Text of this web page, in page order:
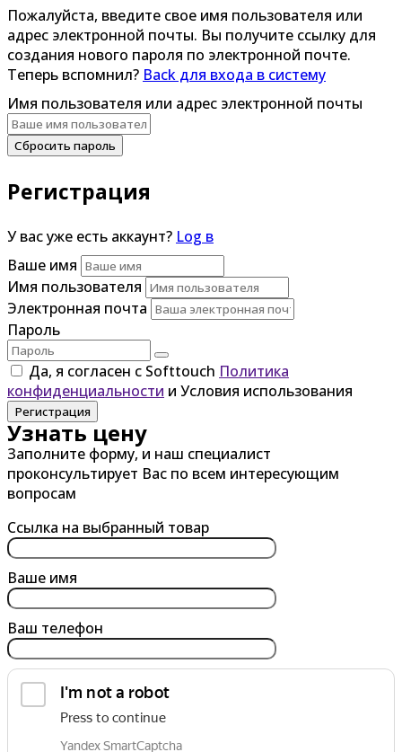
Пожалуйста, введите свое имя пользователя или
адрес электронной почты. Вы получите ссылку для
создания нового пароля по электронной почте.
Теперь вспомнил? Back для входа в систему
Имя пользователя или адрес электронной почты
Сбросить пароль
Регистрация
У вас уже есть аккаунт? Log в
Ваше имя
Имя пользователя
Электронная почта
Пароль
Да, я согласен с Softtouch Политика
конфиденциальности и Условия использования
Регистрация
Узнать цену
Заполните форму, и наш специалист
проконсультирует Вас по всем интересующим
вопросам
Ссылка на выбранный товар
Ваше имя
Ваш телефон
Я согласен наобработку персональных данных